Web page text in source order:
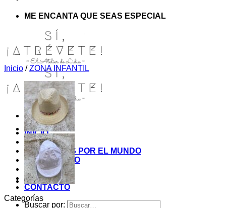
ME ENCANTA QUE SEAS ESPECIAL
INICIO
TIENDA
MIS COSITAS POR EL MUNDO
EL COMIENZO
BLOG
PAGOS
CONTACTO
Buscar por:
Inicio / ZONA INFANTIL
Categorías